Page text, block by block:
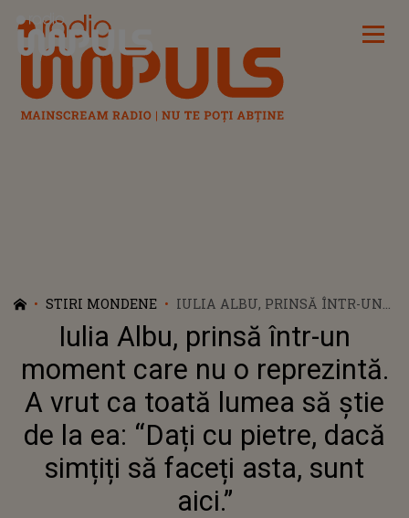
Radio Impuls
STIRI MONDENE
IULIA ALBU, PRINSĂ ÎNTR-UN
MOMENT CARE NU O
REPREZINTĂ. A VRUT CA TOATĂ
LUMEA SĂ ȘTIE DE LA EA: “DAȚI
CU PIETRE, DACĂ SIMȚIȚI SĂ
FACEȚI ASTA, SUNT AICI.”
Iulia Albu, prinsă într-un
moment care nu o reprezintă.
A vrut ca toată lumea să știe
de la ea: “Dați cu pietre, dacă
simțiți să faceți asta, sunt
aici.”